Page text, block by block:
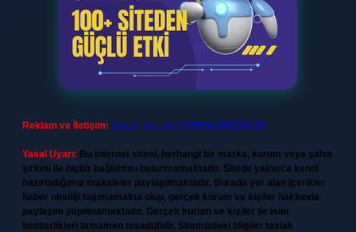
Reklam ve İletişim: Skype: live:.cid.575569c608265c69
Yasal Uyarı: Bu internet sitesi, herhangi bir marka, kurum veya şahıs
şirketi ile hiçbir bağlantısı bulunmamaktadır. Sitede yalnızca kendi
hazırladığımız makaleler paylaşılmaktadır. Burada yer alan içerikler
haber niteliği taşımamakta olup, gerçek kurum ve kişiler hakkında
paylaşım yapılmamaktadır. Gerçek kurum ve kişiler ile isim
benzerlikleri tamamen tesadüfidir. Sitemizdeki bilgiler taslak